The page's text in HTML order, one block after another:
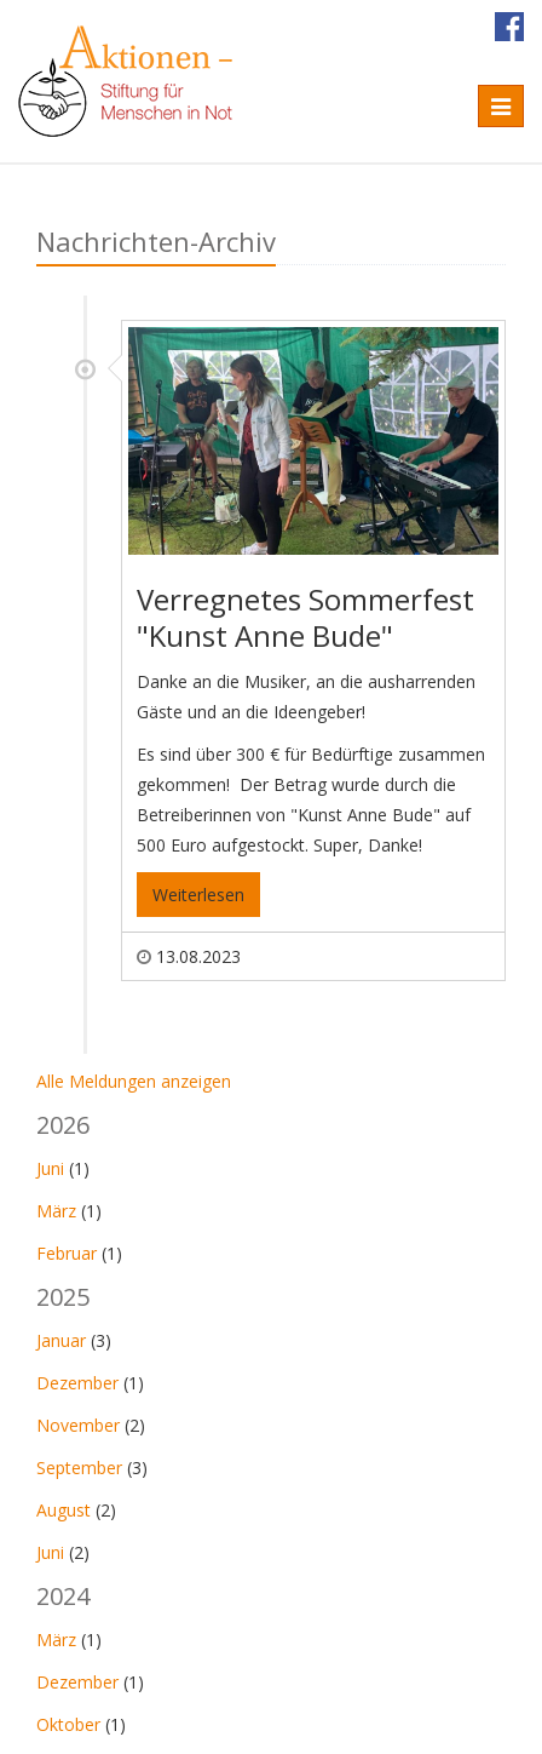
Nachrichten-Archiv
Verregnetes Sommerfest
"Kunst Anne Bude"
Danke an die Musiker, an die ausharrenden
Gäste und an die Ideengeber!
Es sind über 300 € für Bedürftige zusammen
gekommen! Der Betrag wurde durch die
Betreiberinnen von "Kunst Anne Bude" auf
500 Euro aufgestockt. Super, Danke!
Weiterlesen
13.08.2023
Alle Meldungen anzeigen
2026
Juni (1)
März (1)
Februar(1)
2025
Januar(3)
Dezember(1)
November(2)
September(3)
August (2)
Juni (2)
2024
März (1)
Dezember(1)
Oktober(1)